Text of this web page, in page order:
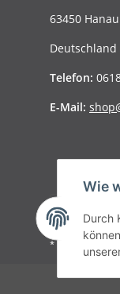
63450 Hanau
Deutschland
Telefon:
E-Mail:
* Alle Preise inkl.
Wie
Durch